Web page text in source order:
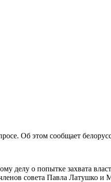
Об этом сообщает
делу о попытке захвата
совета Павла Латушко и